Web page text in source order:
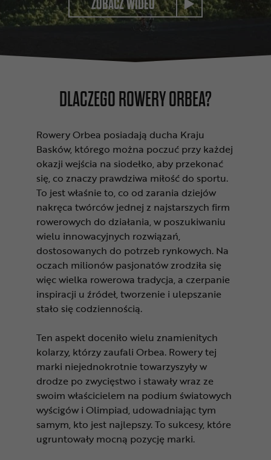
ZOBACZ WIDEO
DLACZEGO ROWERY ORBEA?
Rowery Orbea posiadają ducha Kraju
Basków, którego można poczuć przy każdej
okazji wejścia na siodełko, aby przekonać
się, co znaczy prawdziwa miłość do sportu.
To jest właśnie to, co od zarania dziejów
nakręca twórców jednej z najstarszych firm
rowerowych do działania, w poszukiwaniu
wielu innowacyjnych rozwiązań,
dostosowanych do potrzeb rynkowych. Na
oczach milionów pasjonatów zrodziła się
więc wielka rowerowa tradycja, a czerpanie
inspiracji u źródeł, tworzenie i ulepszanie
stało się codziennością.
Ten aspekt doceniło wielu znamienitych
kolarzy, którzy zaufali Orbea. Rowery tej
marki niejednokrotnie towarzyszyły w
drodze po zwycięstwo i stawały wraz ze
swoim właścicielem na podium światowych
wyścigów i Olimpiad, udowadniając tym
samym, kto jest najlepszy. To sukcesy, które
ugruntowały mocną pozycję marki.